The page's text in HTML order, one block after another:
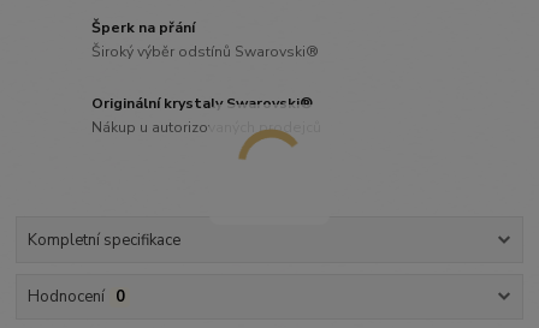
Šperk na přání
Široký výběr odstínů Swarovski®
Originální krystaly Swarovski®
Nákup u autorizovaných prodejců
Kompletní specifikace
Hodnocení 0